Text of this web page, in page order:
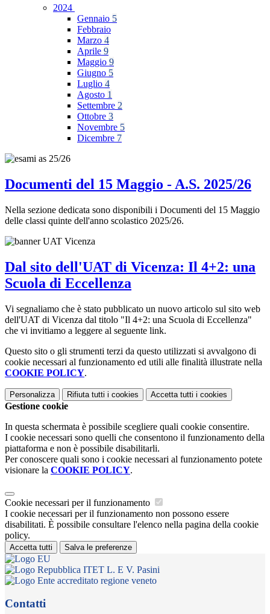
2024
Gennaio 5
Febbraio
Marzo 4
Aprile 9
Maggio 9
Giugno 5
Luglio 4
Agosto 1
Settembre 2
Ottobre 3
Novembre 5
Dicembre 7
Documenti del 15 Maggio - A.S. 2025/26
Nella sezione dedicata sono disponibili i Documenti del 15 Maggio
delle classi quinte dell'anno scolastico 2025/26.
Dal sito dell'UAT di Vicenza: Il 4+2: una
Scuola di Eccellenza
Vi segnaliamo che è stato pubblicato un nuovo articolo sul sito web
dell'UAT di Vicenza dal titolo "Il 4+2: una Scuola di Eccellenza"
che vi invitiamo a leggere al seguente link.
Questo sito o gli strumenti terzi da questo utilizzati si avvalgono di
cookie necessari al funzionamento ed utili alle finalità illustrate nella
COOKIE POLICY.
Personalizza Rifiuta tutti i cookies Accetta tutti i cookies
Gestione cookie
In questa schermata è possibile scegliere quali cookie consentire.
I cookie necessari sono quelli che consentono il funzionamento della
piattaforma e non è possibile disabilitarli.
Per conoscere quali sono i cookie necessari al funzionamento potete
visionare la COOKIE POLICY.
Cookie necessari per il funzionamento
I cookie necessari per il funzionamento non possono essere
disabilitati. È possibile consultare l'elenco nella pagina della cookie
policy.
Accetta tutti Salva le preferenze
ITET L. E V. Pasini
Contatti